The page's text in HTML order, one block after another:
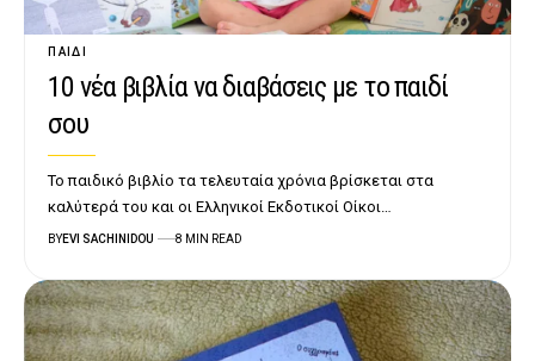
ΠΑΙΔΊ
10 νέα βιβλία να διαβάσεις με το παιδί
σου
Το παιδικό βιβλίο τα τελευταία χρόνια βρίσκεται στα
καλύτερά του και οι Ελληνικοί Εκδοτικοί Οίκοι…
BYEVI SACHINIDOU 8 MIN READ